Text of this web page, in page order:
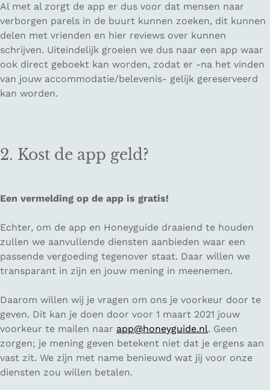
Al met al zorgt de app er dus voor dat mensen naar
verborgen parels in de buurt kunnen zoeken, dit kunnen
delen met vrienden en hier reviews over kunnen
schrijven. Uiteindelijk groeien we dus naar een app waar
ook direct geboekt kan worden, zodat er -na het vinden
van jouw accommodatie/belevenis- gelijk gereserveerd
kan worden.
2. Kost de app geld?
Een vermelding op de app is gratis!
Echter, om de app en Honeyguide draaiend te houden
zullen we aanvullende diensten aanbieden waar een
passende vergoeding tegenover staat. Daar willen we
transparant in zijn en jouw mening in meenemen.
Daarom willen wij je vragen om ons je voorkeur door te
geven. Dit kan je doen door voor 1 maart 2021 jouw
voorkeur te mailen naar app@honeyguide.nl. Geen
zorgen; je mening geven betekent niet dat je ergens aan
vast zit. We zijn met name benieuwd wat jij voor onze
diensten zou willen betalen.